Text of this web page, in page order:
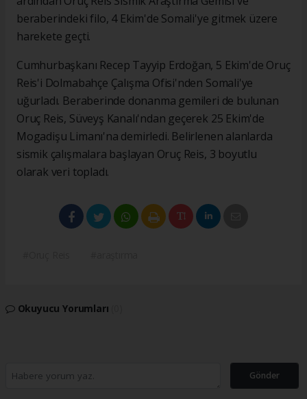
beraberindeki filo, 4 Ekim'de Somali'ye gitmek üzere
harekete geçti.
Cumhurbaşkanı Recep Tayyip Erdoğan, 5 Ekim'de Oruç
Reis'i Dolmabahçe Çalışma Ofisi'nden Somali'ye
uğurladı. Beraberinde donanma gemileri de bulunan
Oruç Reis, Süveyş Kanalı'ndan geçerek 25 Ekim'de
Mogadişu Limanı'na demirledi. Belirlenen alanlarda
sismik çalışmalara başlayan Oruç Reis, 3 boyutlu
olarak veri topladı.
Okuyucu Yorumları
Gönder